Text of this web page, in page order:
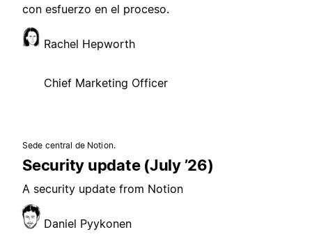
con esfuerzo en el proceso.
Rachel Hepworth
Chief Marketing Officer
Sede central de Notion.
Security update (July ’26)
A security update from Notion
Daniel Pyykonen